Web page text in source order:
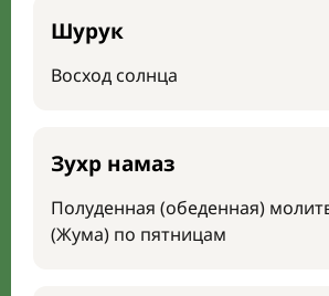
Шурук
Восход солнца
Зухр намаз
Полуденная (обеденная)
(Жума) по пятницам